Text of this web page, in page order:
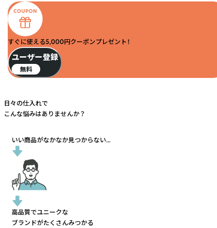
すぐに使える5,000円クーポンプレゼント！
ユーザー登録
無料
日々の仕入れで
こんな悩みはありませんか？
いい商品がなかなか見つからない...
高品質でユニークな
ブランドがたくさんみつかる